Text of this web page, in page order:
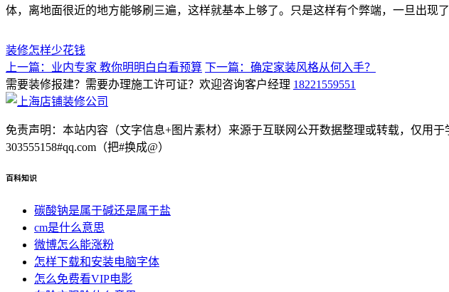
体，离地面很近的地方能够刷三遍，这样就基本上够了。只是这样有个弊端，一旦出现
装修怎样少花钱
上一篇：业内专家 教你明明白白看预算 下一篇：确定家装风格从何入手？
需要装修报建？需要办理施工许可证？欢迎咨询客户经理 18221559551
免责声明：本站内容（文字信息+图片素材）来源于互联网公开数据整理或转载，仅用
303555158#qq.com（把#换成@）
百科知识
碳酸钠是属于碱还是属于盐
cm是什么意思
微博怎么能涨粉
怎样下载和安装电脑字体
怎么免费看VIP电影